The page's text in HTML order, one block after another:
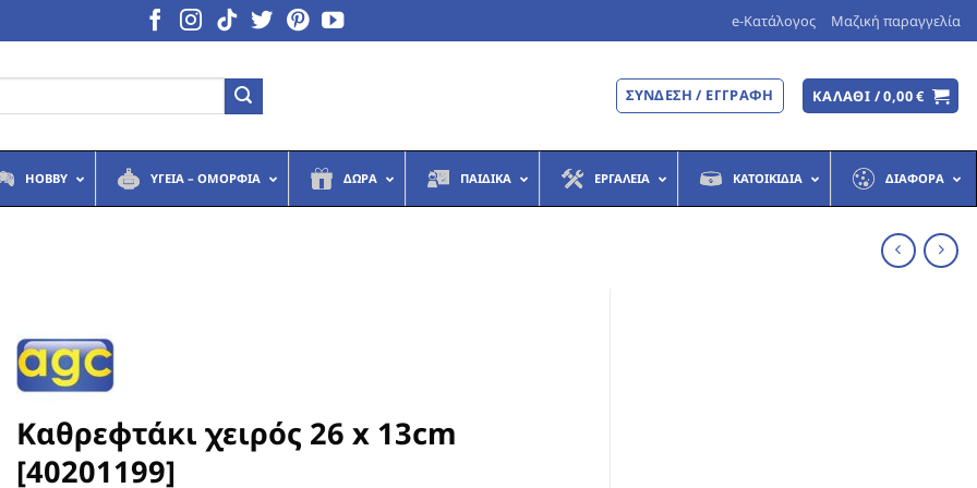
e-Κατάλογος Μαζική παραγγελία
ΣΎΝΔΕΣΗ / ΕΓΓΡΑΦΉ ΚΑΛΆΘΙ /0,00€
HOBBY ΥΓΕΙΆ – ΟΜΟΡΦΙΆ ΔΏΡΑ ΠΑΙΔΙΚΆ ΕΡΓΑΛΕΊΑ ΚΑΤΟΙΚΊΔΙΑ ΔΙΆΦΟΡΑ
Καθρεφτάκι χειρός 26 x 13cm
[40201199]